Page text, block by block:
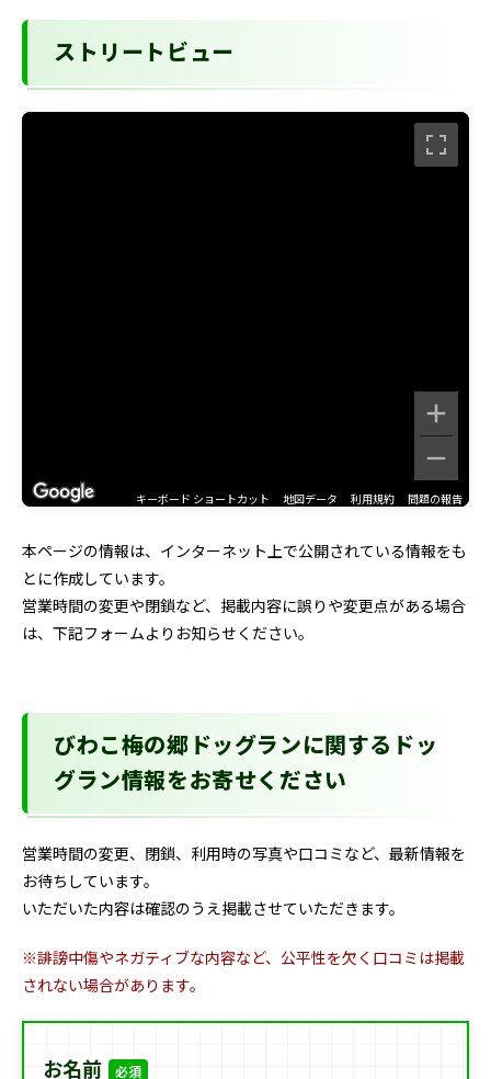
ストリートビュー
キーボード ショートカット 地図データ 利用規約 問題の報告
本ページの情報は、インターネット上で公開されている情報をも
とに作成しています。
営業時間の変更や閉鎖など、掲載内容に誤りや変更点がある場合
は、下記フォームよりお知らせください。
びわこ梅の郷ドッグランに関するドッ
グラン情報をお寄せください
営業時間の変更、閉鎖、利用時の写真や口コミなど、最新情報を
お待ちしています。
いただいた内容は確認のうえ掲載させていただきます。
※誹謗中傷やネガティブな内容など、公平性を欠く口コミは掲載
されない場合があります。
お名前 必須